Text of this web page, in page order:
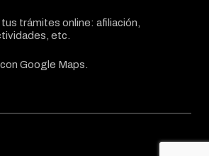
trámites online: afiliación,
etc.
Google Maps.